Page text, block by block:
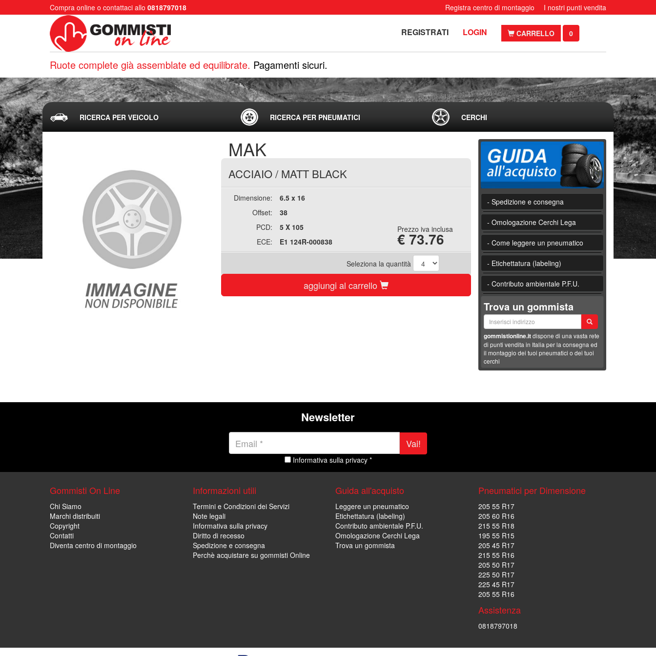
Compra online o contattaci allo 0818797018 Registra centro di montaggio I nostri punti vendita
REGISTRATI LOGIN CARRELLO 0
Ruote complete già assemblate ed equilibrate. Pagamenti sicuri.
RICERCA PER VEICOLO RICERCA PER PNEUMATICI CERCHI
MAK
ACCIAIO/ MATT BLACK
Dimensione:
6.5 x 16
Offset:
38
PCD:
5 X 105
ECE:
E1 124R-000838
Prezzo iva inclusa
€ 73.76
Seleziona la quantità
aggiungi al carrello
- Spedizione e consegna
- Omologazione Cerchi Lega
- Come leggere un pneumatico
- Etichettatura (labeling)
- Contributo ambientale P.F.U.
Trova un gommista
gommistionline.itdispone di una vasta rete
di punti vendita in Italia per la consegna ed
il montaggio dei tuoi pneumatici o dei tuoi
cerchi
Newsletter
Vai!
Informativa sulla privacy *
Gommisti On Line
Chi Siamo
Marchi distribuiti
Copyright
Contatti
Diventa centro di montaggio
Informazioni utili
Termini e Condizioni dei Servizi
Note legali
Informativa sulla privacy
Diritto di recesso
Spedizione e consegna
Perchè acquistare su gommisti Online
Guida all'acquisto
Leggere un pneumatico
Etichettatura (labeling)
Contributo ambientale P.F.U.
Omologazione Cerchi Lega
Trova un gommista
Pneumatici per Dimensione
205 55 R17
205 60 R16
215 55 R18
195 55 R15
205 45 R17
215 55 R16
205 50 R17
225 50 R17
225 45 R17
205 55 R16
Assistenza
0818797018